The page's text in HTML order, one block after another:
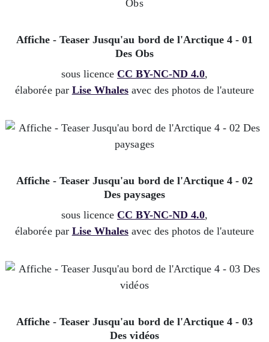
Affiche - Teaser Jusqu'au bord de l'Arctique 4 - 01
Des Obs
sous licence CC BY-NC-ND 4.0,
élaborée par Lise Whalesavec des photos de l'auteure
Affiche - Teaser Jusqu'au bord de l'Arctique 4 - 02
Des paysages
sous licence CC BY-NC-ND 4.0,
élaborée par Lise Whalesavec des photos de l'auteure
Affiche - Teaser Jusqu'au bord de l'Arctique 4 - 03
Des vidéos